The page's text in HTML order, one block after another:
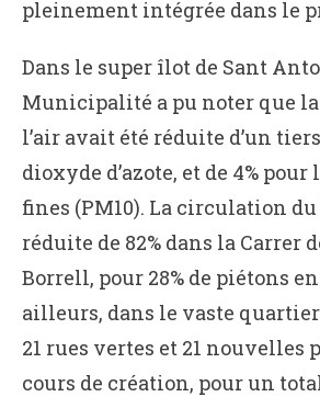
pleinement intégrée dans le
Dans le super îlot de Sant
Municipalité a pu noter que
l’air avait été réduite d’un
dioxyde d’azote, et de 4%
fines (PM10). La circulation
réduite de 82% dans la Carrer
Borrell, pour 28% de piétons
ailleurs, dans le vaste
21 rues vertes et 21 nouvelles
cours de création, pour un